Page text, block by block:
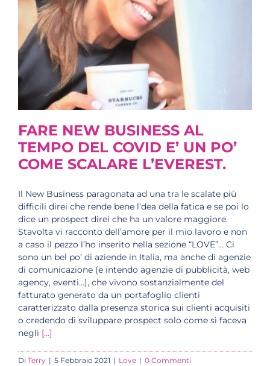
FARE NEW BUSINESS AL
TEMPO DEL COVID E’ UN PO’
COME SCALARE L’EVEREST.
Il New Business paragonata ad una tra le scalate più
difficili direi che rende bene l’dea della fatica e se poi lo
dice un prospect direi che ha un valore maggiore.
Stavolta vi racconto dell’amore per il mio lavoro e non
a caso il pezzo l’ho inserito nella sezione “LOVE”… Ci
sono un bel po’ di aziende in Italia, ma anche di agenzie
di comunicazione (e intendo agenzie di pubblicità, web
agency, eventi…), che vivono sostanzialmente del
fatturato generato da un portafoglio clienti
caratterizzato dalla presenza storica sui clienti acquisiti
o credendo di sviluppare prospect solo come si faceva
negli [...]
Di Terry | 5 Febbraio 2021 | Love | 0 Commenti